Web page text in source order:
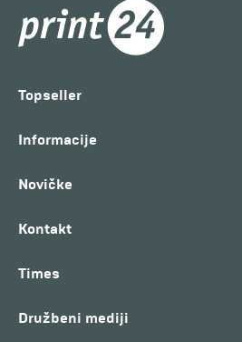
Topseller
Informacije
Novičke
Kontakt
Times
Družbeni mediji